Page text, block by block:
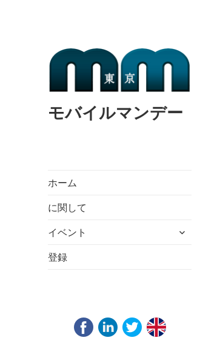
モバイルマンデー
ホーム
に関して
イベント
expand
登録